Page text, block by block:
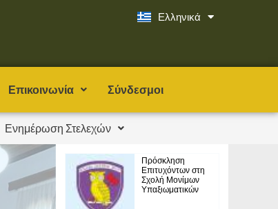
Ελληνικά
English
Επικοινωνία Σύνδεσμοι
Ενημέρωση Στελεχών
Πρόσκληση
Επιτυχόντων στη
Σχολή Μονίμων
Υπαξιωματικών